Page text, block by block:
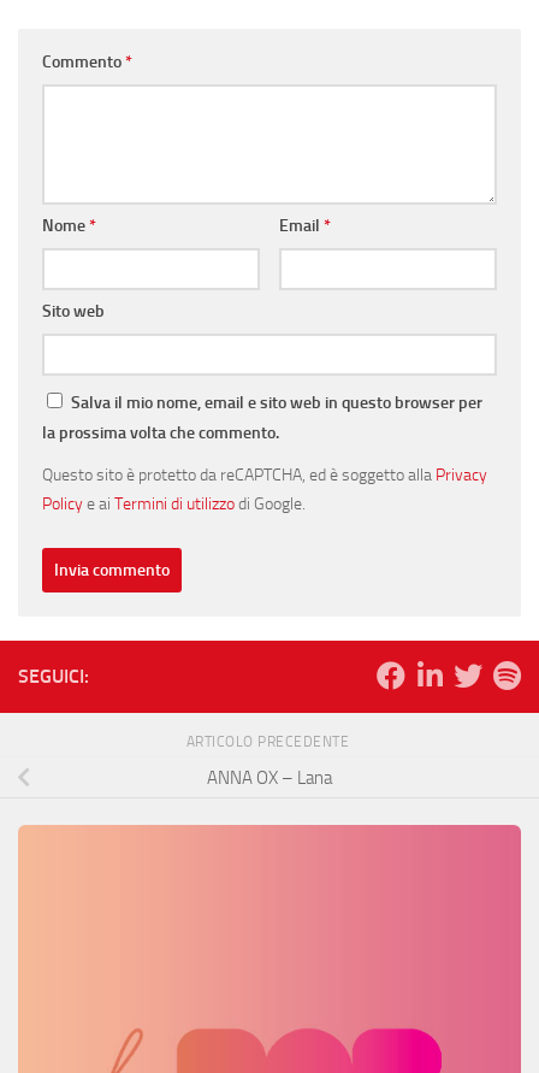
Commento*
Nome* Email *
Sito web
Salva il mio nome, email e sito web in questo browser per
la prossima volta che commento.
Questo sito è protetto da reCAPTCHA, ed è soggetto alla Privacy
Policye ai Termini di utilizzodi Google.
SEGUICI:
ARTICOLO PRECEDENTE
ANNA OX – Lana